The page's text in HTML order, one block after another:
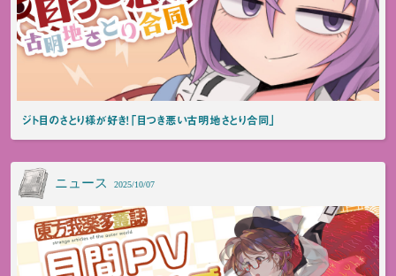
ジト目のさとり様が好き！「目つき悪い古明地さとり合同」
ニュース 2025/10/07